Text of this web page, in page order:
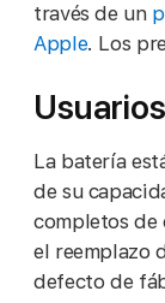
través de un
Apple. Los
La batería
de su
completos de
el reemplazo
defecto de